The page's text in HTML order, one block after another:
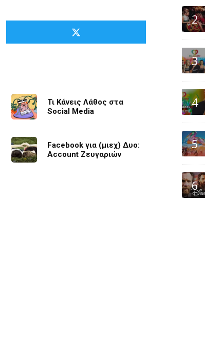
Τι Κάνεις Λάθος στα
Social Media
Facebook για (μιεχ) Δυο:
Account Ζευγαριών